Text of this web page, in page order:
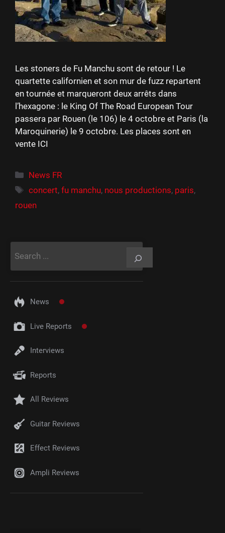
Les stoners de Fu Manchu sont de retour ! Le
quartette californien et son mur de fuzz repartent
en tournée et marqueront deux arrêts dans
l’hexagone : le King Of The Road European Tour
passera par Rouen (le 106) le 4 octobre et Paris (la
Maroquinerie) le 9 octobre. Les places sont en
vente ICI
Catégories
News FR
Étiquettes
concert,fu manchu, nous productions, paris,
rouen
News
Live Reports
Interviews
Reports
All Reviews
Guitar Reviews
Effect Reviews
Ampli Reviews